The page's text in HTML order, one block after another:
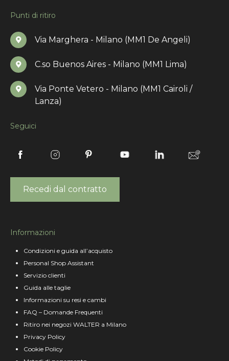
Punti di ritiro
Via Marghera - Milano (MM1 De Angeli)
C.so Buenos Aires - Milano (MM1 Lima)
Via Ponte Vetero - Milano (MM1 Cairoli /
Lanza)
Seguici
Recedi dal contratto
Informazioni
Condizioni e guida all’acquisto
Personal Shop Assistant
Servizio clienti
Guida alle taglie
Informazioni su resi e cambi
FAQ – Domande Frequenti
Ritiro nei negozi WALTER a Milano
Privacy Policy
Cookie Policy